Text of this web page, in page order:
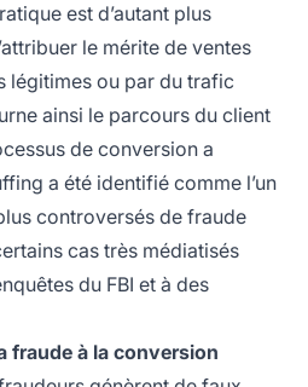
est d’autant plus
le mérite de ventes
légitimes ou par du trafic
ainsi le parcours du client
de conversion a
a été identifié comme l’un
controversés de fraude
cas très médiatisés
du FBI et à des
fraude à la conversion